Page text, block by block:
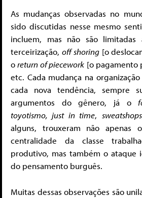
As mudanças observadas no
sido discutidas nesse mesmo
incluem, mas não são limitadas
terceirização, off shoring[o
oreturn of piecework [o pagamento
etc. Cada mudança na
cada nova tendência, sempre
argumentos do gênero, já o
toyotismo, just in time, sweatshops
alguns, trouxeram não apenas
centralidade da classe
produtivo, mas também o ataque
do pensamento burguês.
Muitas dessas observações são